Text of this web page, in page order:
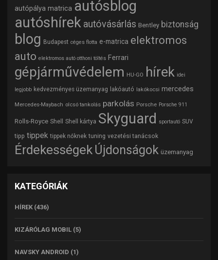
autópálya matrica autósblog
autóshírek autóvásárlás Bentley biztonság
blog Budapest céges flotta e-matrica elektromos
auto elektromos autó otthoni töltés Ferrari
gépjárművédelem HU-GO hírek idei
legjobb kedvezményes üzemanyag lakóautó lakókocsi mercedes
Mercedes-Maybach olcsó tankolás parkolás Porsche Porsche 911
Rolls-Royce Shell Shell kártya Skyguard sportautó SUV
tipp tippek tippek nőknek tuning vezetési tanácsok
Érdekességek Újdonságok üzemanyag
KATEGÓRIÁK
HÍREK (436)
KIZÁRÓLAG MOBIL (5)
NAVSKY ANDROID (1)